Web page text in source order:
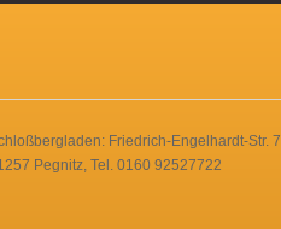
Friedrich-Engelhardt-Str. 7
Pegnitz, Tel. 0160 92527722